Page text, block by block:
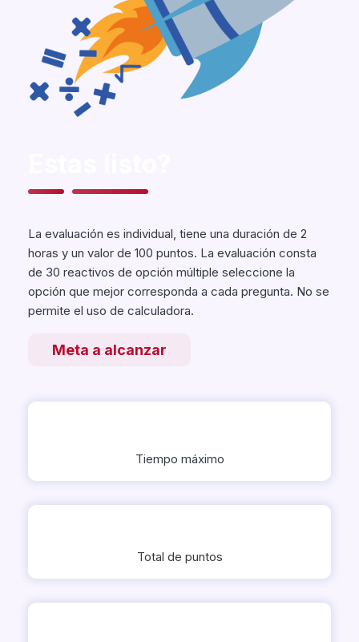
La evaluación es individual, tiene una duración de 2
horas y un valor de 100 puntos. La evaluación consta
de 30 reactivos de opción múltiple seleccione la
opción que mejor corresponda a cada pregunta. No se
permite el uso de calculadora.
Meta a alcanzar
Tiempo máximo
Total de puntos